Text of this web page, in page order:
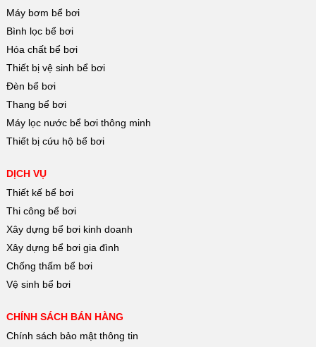
Máy bơm bể bơi
Bình lọc bể bơi
Hóa chất bể bơi
Thiết bị vệ sinh bể bơi
Đèn bể bơi
Thang bể bơi
Máy lọc nước bể bơi thông minh
Thiết bị cứu hộ bể bơi
DỊCH VỤ
Thiết kế bể bơi
Thi công bể bơi
Xây dựng bể bơi kinh doanh
Xây dựng bể bơi gia đình
Chống thấm bể bơi
Vệ sinh bể bơi
CHÍNH SÁCH BÁN HÀNG
Chính sách bảo mật thông tin